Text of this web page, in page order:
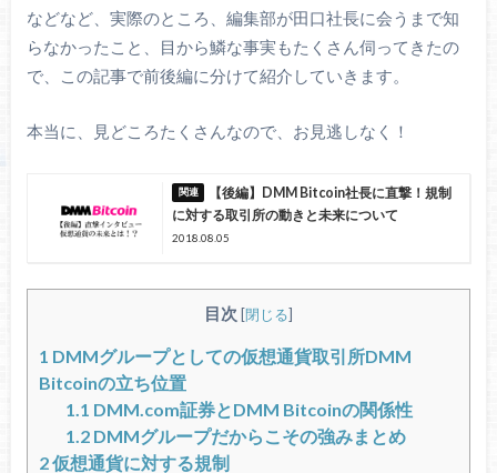
などなど、実際のところ、編集部が田口社長に会うまで知
らなかったこと、目から鱗な事実もたくさん伺ってきたの
で、この記事で前後編に分けて紹介していきます。
本当に、見どころたくさんなので、お見逃しなく！
【後編】DMM Bitcoin社長に直撃！規制
に対する取引所の動きと未来について
2018.08.05
目次 [閉じる]
1 DMMグループとしての仮想通貨取引所DMM
Bitcoinの立ち位置
1.1 DMM.com証券とDMM Bitcoinの関係性
1.2DMMグループだからこその強みまとめ
2仮想通貨に対する規制